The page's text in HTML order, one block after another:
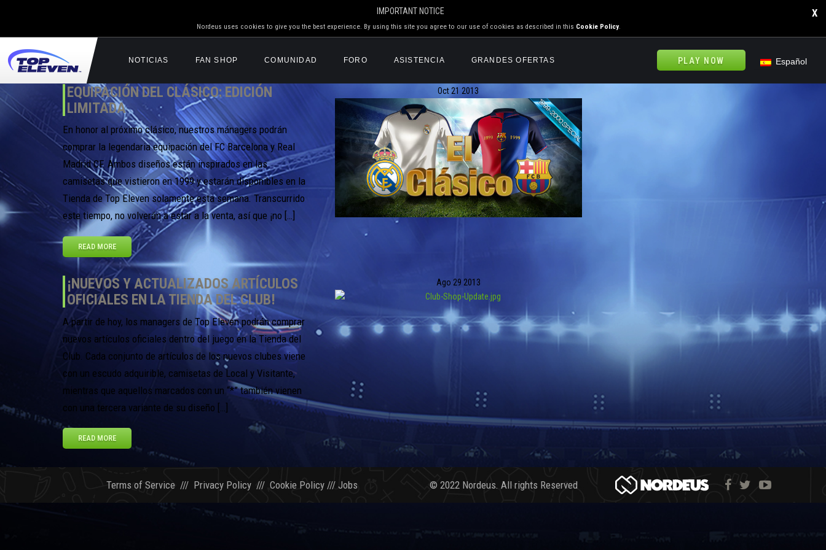
X
IMPORTANT NOTICE
Nordeus uses cookies to give you the best experience. By using this site you agree to our use of cookies as described in this Cookie Policy.
PLAY NOW Español
NOTICIAS FAN SHOP COMUNIDAD FORO ASISTENCIA GRANDES OFERTAS
EQUIPACIÓN DEL CLÁSICO: EDICIÓN
LIMITADA
En honor al próximo clásico, nuestros mánagers podrán
comprar la legendaria equipación del FC Barcelona y Real
Madrid CF. Ambos diseños están inspirados en las
camisetas que vistieron en 1999 y estarán disponibles en la
Tienda de Top Eleven solamente esta semana. Transcurrido
este tiempo, no volverán a estar a la venta, así que ¡no […]
READ MORE
Oct 21 2013
¡NUEVOS Y ACTUALIZADOS ARTÍCULOS
OFICIALES EN LA TIENDA DEL CLUB!
A partir de hoy, los managers de Top Eleven podrán comprar
nuevos artículos oficiales dentro del juego en la Tienda del
Club. Cada conjunto de artículos de los nuevos clubes viene
con un escudo adquirible, camisetas de Local y Visitante,
mientras que aquellos marcados con un “*” también vienen
con una tercera variante de su diseño […]
READ MORE
Ago 29 2013
Terms of Service/// Privacy Policy/// Cookie Policy/// Jobs © 2022 Nordeus. All rights Reserved